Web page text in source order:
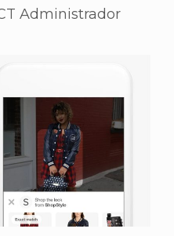
Administrador